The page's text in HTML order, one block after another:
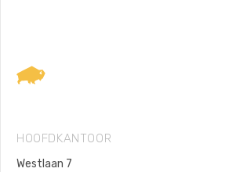
HOOFDKANTOOR
Westlaan 7